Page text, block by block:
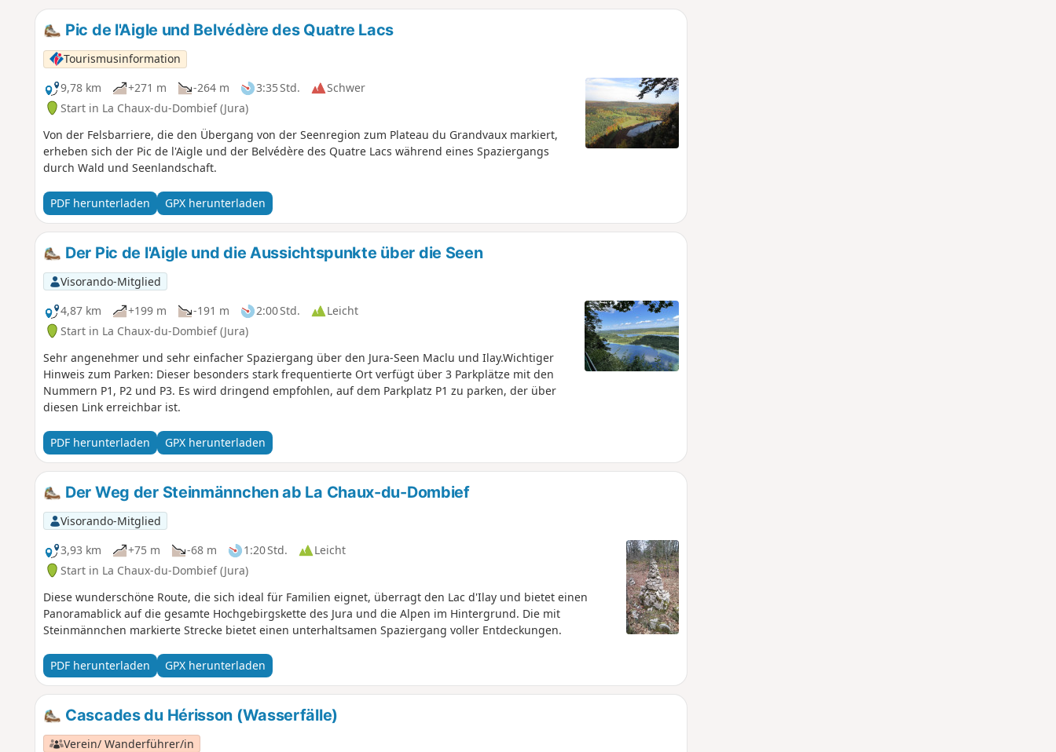
Pic de l'Aigle und Belvédère des Quatre Lacs
Tourismusinformation
9,78 km
+271 m -264 m 3:35 Std.
Schwer
Start in La Chaux-du-Dombief (Jura)
Von der Felsbarriere, die den Übergang von der Seenregion zum Plateau du Grandvaux markiert,
erheben sich der Pic de l'Aigle und der Belvédère des Quatre Lacs während eines Spaziergangs
durch Wald und Seenlandschaft.
PDF herunterladen GPX herunterladen
Der Pic de l'Aigle und die Aussichtspunkte über die Seen
Visorando-Mitglied
4,87 km
+199 m -191 m 2:00 Std.
Leicht
Start in La Chaux-du-Dombief (Jura)
Sehr angenehmer und sehr einfacher Spaziergang über den Jura-Seen Maclu und Ilay.Wichtiger
Hinweis zum Parken: Dieser besonders stark frequentierte Ort verfügt über 3 Parkplätze mit den
Nummern P1, P2 und P3. Es wird dringend empfohlen, auf dem Parkplatz P1 zu parken, der über
diesen Link erreichbar ist.
PDF herunterladen GPX herunterladen
Der Weg der Steinmännchen ab La Chaux-du-Dombief
Visorando-Mitglied
3,93 km
+75 m -68 m 1:20 Std.
Leicht
Start in La Chaux-du-Dombief (Jura)
Diese wunderschöne Route, die sich ideal für Familien eignet, überragt den Lac d'Ilay und bietet einen
Panoramablick auf die gesamte Hochgebirgskette des Jura und die Alpen im Hintergrund. Die mit
Steinmännchen markierte Strecke bietet einen unterhaltsamen Spaziergang voller Entdeckungen.
PDF herunterladen GPX herunterladen
Cascades du Hérisson (Wasserfälle)
Verein/ Wanderführer/in